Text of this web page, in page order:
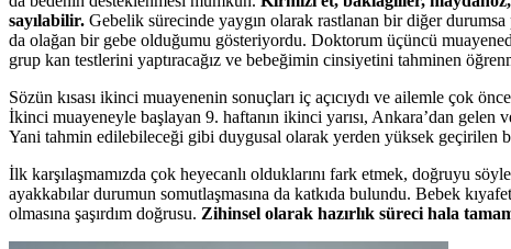
sayılabilir. Gebelik sürecinde yaygın olarak rastlanan bir diğer durumsa
da olağan bir gebe olduğumu gösteriyordu. Doktorum üçüncü
grup kan testlerini yaptıracağız ve bebeğimin cinsiyetini tahminen
Sözün kısası ikinci muayenenin sonuçları iç açıcıydı ve ailemle çok
İkinci muayeneyle başlayan 9. haftanın ikinci yarısı, Ankara’dan
Yani tahmin edilebileceği gibi duygusal olarak yerden yüksek geçirilen
İlk karşılaşmamızda çok heyecanlı olduklarını fark etmek, doğruyu
ayakkabılar durumun somutlaşmasına da katkıda bulundu. Bebek
olmasına şaşırdım doğrusu. Zihinsel olarak hazırlık süreci hala